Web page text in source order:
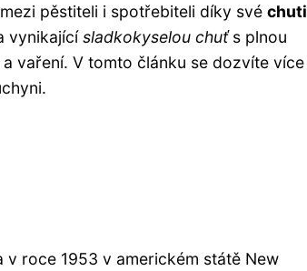
pěstiteli i spotřebiteli díky své chuti
vynikajícísladkokyselou chuťs plnou
vaření. V tomto článku se dozvíte více
roce 1953 v americkém státě New